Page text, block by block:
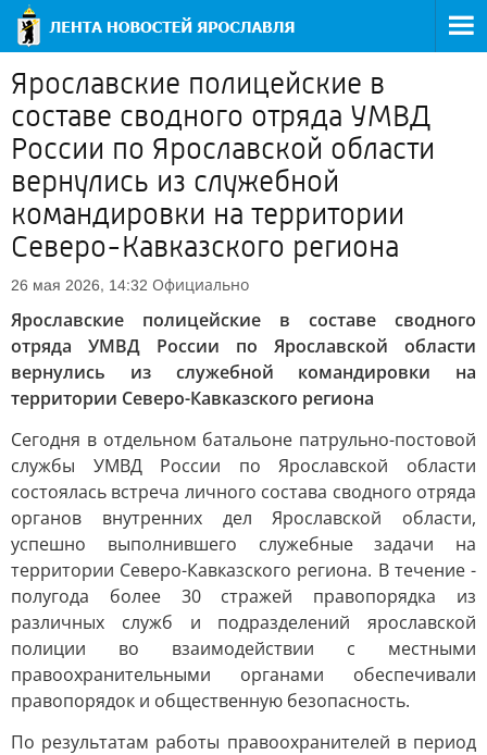
Ярославские полицейские в
составе сводного отряда УМВД
России по Ярославской области
вернулись из служебной
командировки на территории
Северо-Кавказского региона
26 мая 2026, 14:32 Официально
Ярославские полицейские в составе сводного
отряда УМВД России по Ярославской области
вернулись из служебной командировки на
территории Северо-Кавказского региона
Сегодня в отдельном батальоне патрульно-постовой
службы УМВД России по Ярославской области
состоялась встреча личного состава сводного отряда
органов внутренних дел Ярославской области,
успешно выполнившего служебные задачи на
территории Северо-Кавказского региона. В течение ­­­
полугода более 30 стражей правопорядка из
различных служб и подразделений ярославской
полиции во взаимодействии с местными
правоохранительными органами обеспечивали
правопорядок и общественную безопасность.
По результатам работы правоохранителей в период